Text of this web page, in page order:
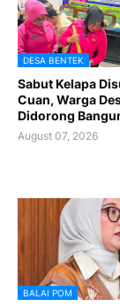
DESA BENTEK
Sabut Kelapa
Cuan, Warga
Didorong
August 07, 2026
BALAI POM